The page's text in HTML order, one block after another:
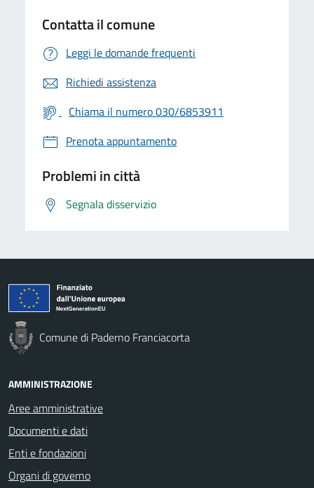
Contatta il comune
Leggi le domande frequenti
Richiedi assistenza
Chiama il numero 030/6853911
Prenota appuntamento
Problemi in città
Segnala disservizio
Comune di Paderno Franciacorta
AMMINISTRAZIONE
Aree amministrative
Documenti e dati
Enti e fondazioni
Organi di governo